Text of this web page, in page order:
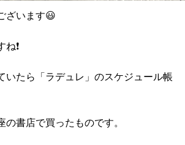
ざいます😃
❗️
いたら「ラデュレ」のスケジュール帳
の書店で買ったものです。